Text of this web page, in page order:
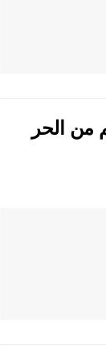
300 امرأة في جحيم من الحر